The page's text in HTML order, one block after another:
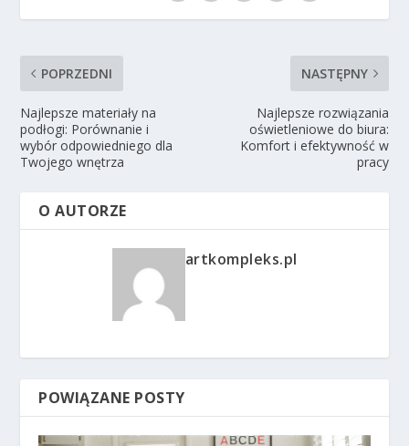
POPRZEDNI
Najlepsze materiały na
podłogi: Porównanie i
wybór odpowiedniego dla
Twojego wnętrza
NASTĘPNY
Najlepsze rozwiązania
oświetleniowe do biura:
Komfort i efektywność w
pracy
O AUTORZE
artkompleks.pl
POWIĄZANE POSTY